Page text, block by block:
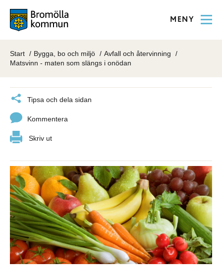
MENY
Start Bygga, bo och miljö
Avfall och återvinning
Matsvinn - maten som slängs i onödan
Tipsa och dela sidan
Kommentera
Skriv ut